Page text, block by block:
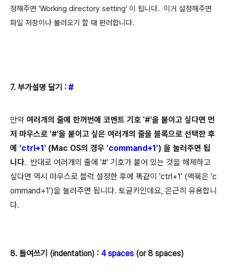
정해주면 'Working directory setting' 이 됩니다. 이거 설정해주면
파일 저장이나 불러오기 할 때 편러합니다.
7. 부가설명 달기 : #
만약 여러개의 줄에 한꺼번에 코멘트 기호 '#'을 붙이고 싶다면 먼
저 마우스로 '#'을 붙이고 싶은 여러개의 줄을 블록으로 선택한 후
에 'ctrl+1' (Mac OS의 경우 'command+1') 을 눌러주면 됩
니다. 반대로 여러개의 줄에 '#' 기호가 붙어 있는 것을 해제하고
싶다면 역시 마우스로 블럭 설정한 후에 똑같이 'ctrl+1' (맥북은 'c
ommand+1')을 눌러주면 됩니다. 토글키인데요, 은근히 유용합니
다.
8. 들여쓰기 (indentation) : 4 spaces (or 8 spaces)